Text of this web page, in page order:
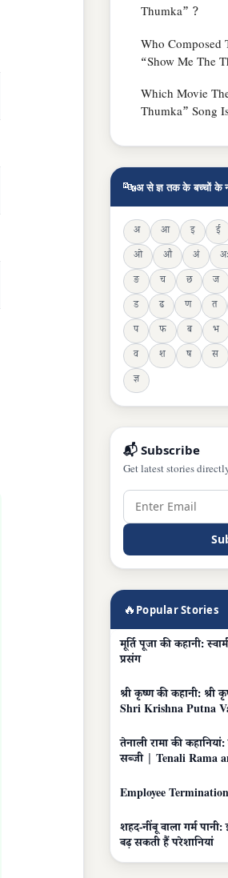
Thumka” ?
Who Composed
“Show Me The
Which Movie
Thumka” Song
🔤अ से ज्ञ तक के बच्चों के
अ आ इ ई
ओ
औ अं अः
ङ
च छ ज
ड
ढ ण त
प
फ ब भ
व
श ष स
ज्ञ
📬 Subscribe
Get latest stories
🔥 Popular Stories
मूर्ति पूजा की कहानी:
प्रसंग
श्री कृष्ण की कहानी:
Shri Krishna Putna
तेनाली रामा की
सब्जी | Tenali Rama
Employee
शहद-नींबू वाला गर्म
बढ़ सकती हैं परेशानियां